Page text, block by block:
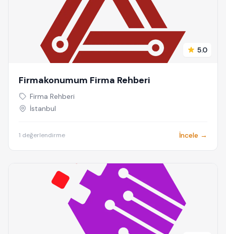
5.0
Firmakonumum Firma Rehberi
Firma Rehberi
İstanbul
1 değerlendirme İncele →